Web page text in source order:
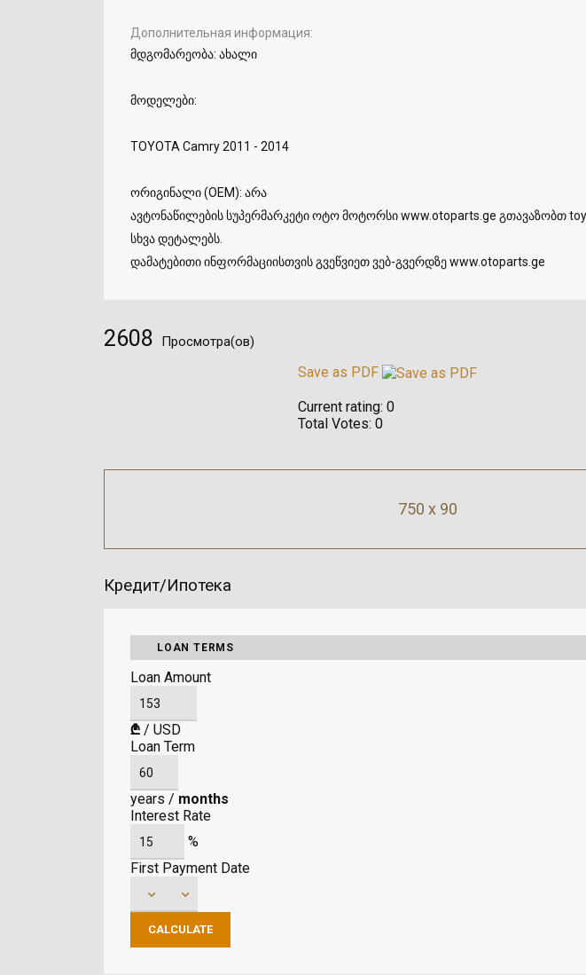
Дополнительная информация
მდგომარეობა: ახალი
მოდელები:
TOYOTA Camry 2011 - 2014
ორიგინალი (OEM): არა
ავტონაწილების სუპერმარკეტი ოტო მოტორსი www.otoparts.ge გთავაზობთ
სხვა დეტალებს.
დამატებითი ინფორმაციისთვის გვეწვიეთ ვებ-გვერდზე www.otoparts.ge
Save as PDF
Current rating: 0
Total Votes: 0
2608 Просмотра(ов)
750 x 90
Кредит/Ипотека
LOAN TERMS
Loan Amount
₾ / USD
Loan Term
years / months
Interest Rate
%
First Payment Date